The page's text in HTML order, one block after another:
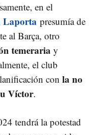
en el
Laporta presumía de
al Barça, otro
temeraria y
el club
con la no
Víctor.
tendrá la potestad